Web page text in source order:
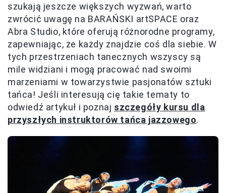
szukają jeszcze większych wyzwań, warto
zwrócić uwagę na BARAŃSKI artSPACE oraz
Abra Studio, które oferują różnorodne programy,
zapewniając, że każdy znajdzie coś dla siebie. W
tych przestrzeniach tanecznych wszyscy są
mile widziani i mogą pracować nad swoimi
marzeniami w towarzystwie pasjonatów sztuki
tańca! Jeśli interesują cię takie tematy to
odwiedź artykuł i poznaj szczegóły kursu dla
przyszłych instruktorów tańca jazzowego.